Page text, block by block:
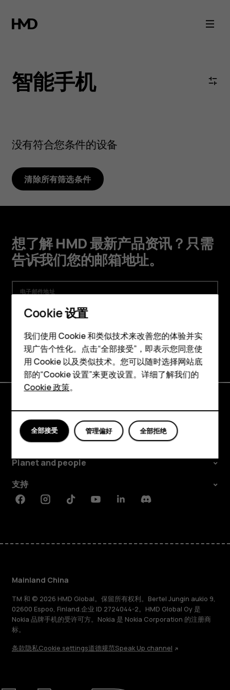
诺
基
亚
安
智
能
手
机
智能手机
经典手机
配件
平板电脑
智能手机
没有符合您条件的设备
清除所有筛选条件
想了解 HMD 最新产品资讯？只需
告诉我们您的邮箱地址。
电子邮件地址
注册即表示同意 HMD Global 的
注册
探索
关于
Planet and people
支持
FacebookInstagramTiktokYoutubeLinkedinDiscord
Mainland China
TM 和 © 2026 HMD Global。保留所有权利。Bertel Jungin aukio 9,
02600 Espoo, Finland.企业 ID 2724044-2。HMD Global Oy 是
Nokia 品牌手机的受许可方。Nokia 是 Nokia Corporation 的注册商
标。
条款隐私Cookie settings道德规范Speak Up channel
Cookie 设置
我们使用 Cookie 和类似技术来改善您的体验并实
现广告个性化。点击“全部接受”，即表示您同意使
用 Cookie 以及类似技术。您可以随时选择网站底
部的“Cookie 设置”来更改设置。详细了解我们的
Cookie 政策。
全部拒绝
管理偏好
全部接受